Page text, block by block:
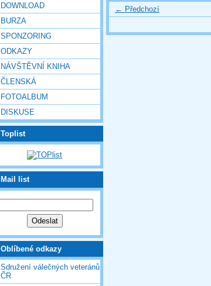
DOWNLOAD
BURZA
SPONZORING
ODKAZY
NÁVŠTĚVNÍ KNIHA
ČLENSKÁ
FOTOALBUM
DISKUSE
Toplist
Mail list
Oblíbené odkazy
Sdružení válečných veteránů
ČR
← Předchozí